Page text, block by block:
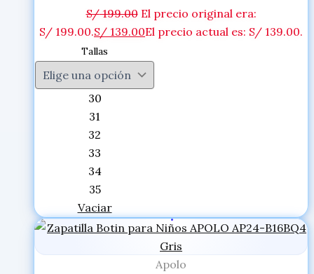
S/199.00 El precio original era:
S/ 199.00.S/ 139.00El precio actual es: S/ 139.00.
Tallas
30
31
32
33
34
35
Vaciar
Apolo